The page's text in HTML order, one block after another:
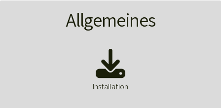
Allgemeines

Installation